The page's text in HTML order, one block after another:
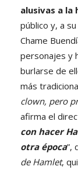
alusivas a la
público y, a
Chame
personajes y
burlarse de
más
clown, pero
afirma el
con hacer
otra época”,
de Hamlet,